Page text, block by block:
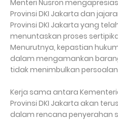
Menteri Nusron
Provinsi DKI Jakarta dan
Provinsi DKI Jakarta yang
menuntaskan proses
Menurutnya, kepastian
dalam mengamankan
tidak menimbulkan
Kerja sama antara
Provinsi DKI Jakarta akan
dalam rencana penyerahan